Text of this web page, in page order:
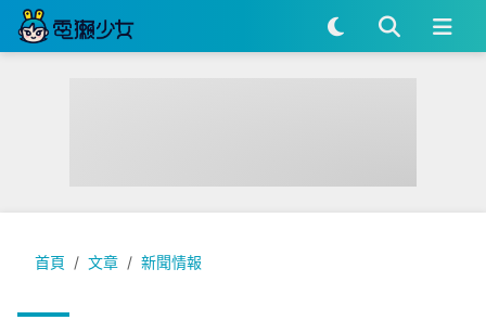
首頁 文章 新聞情報
2018年E3遊戲大展Sony重點：四大獨佔作品『 死亡之絆 』